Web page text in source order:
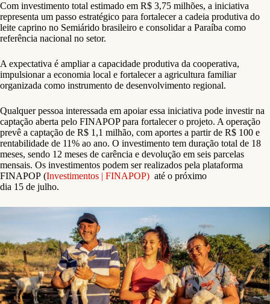
Com investimento total estimado em R$ 3,75 milhões, a iniciativa
representa um passo estratégico para fortalecer a cadeia produtiva do
leite caprino no Semiárido brasileiro e consolidar a Paraíba como
referência nacional no setor.
A expectativa é ampliar a capacidade produtiva da cooperativa,
impulsionar a economia local e fortalecer a agricultura familiar
organizada como instrumento de desenvolvimento regional.
Qualquer pessoa interessada em apoiar essa iniciativa pode investir na
captação aberta pelo FINAPOP para fortalecer o projeto. A operação
prevê a captação de R$ 1,1 milhão, com aportes a partir de R$ 100 e
rentabilidade de 11% ao ano. O investimento tem duração total de 18
meses, sendo 12 meses de carência e devolução em seis parcelas
mensais. Os investimentos podem ser realizados pela plataforma
FINAPOP (Investimentos | FINAPOP) até o próximo
dia 15 de julho.